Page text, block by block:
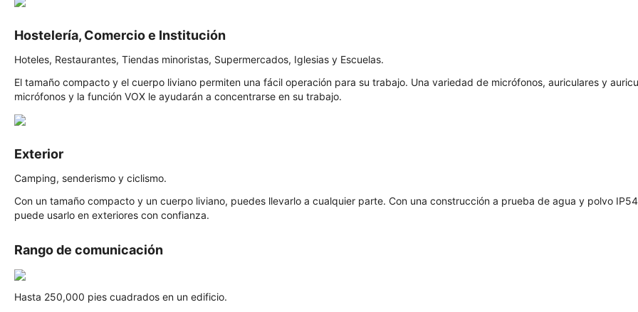
Hostelería, Comercio e Institución
Hoteles, Restaurantes, Tiendas minoristas, Supermercados, Iglesias y Escuelas.
El tamaño compacto y el cuerpo liviano permiten una fácil operación para su trabajo. Una variedad de micrófonos, auriculares y
micrófonos y la función VOX le ayudarán a concentrarse en su trabajo.
Exterior
Camping, senderismo y ciclismo.
Con un tamaño compacto y un cuerpo liviano, puedes llevarlo a cualquier parte. Con una construcción a prueba de agua y polvo
puede usarlo en exteriores con confianza.
Rango de comunicación
Hasta 250,000 pies cuadrados en un edificio.